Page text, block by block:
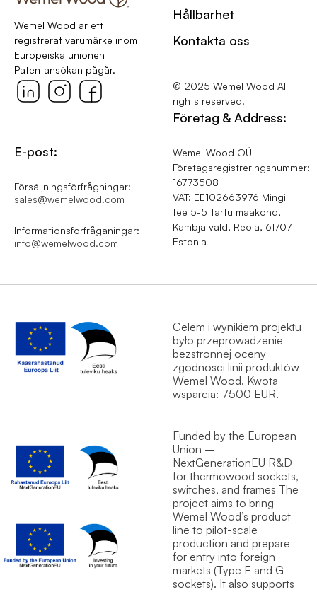
Wemel Wood är ett
registrerat varumärke inom
Europeiska unionen
Patentansökan pågår.
Hållbarhet
Kontakta oss
© 2025 Wemel Wood All
rights reserved.
E-post:
Försäljningsförfrågningar:
sales@wemelwood.com
Informationsförfråganingar:
info@wemelwood.com
Företag & Address:
Wemel Wood OÜ
Företagsregistreringsnummer:
16773508
VAT: EE102663976 Mingi
tee 5-5 Tartu maakond,
Kambja vald, Reola, 61707
Estonia
Celem i wynikiem projektu
było przeprowadzenie
bezstronnej oceny
zgodności linii produktów
Wemel Wood. Kwota
wsparcia: 7500 EUR.
Funded by the European
Union –
NextGenerationEU R&D
for thermowood sockets,
switches, and frames The
project aims to bring
Wemel Wood’s product
line to pilot-scale
production and prepare
for entry into foreign
markets (Type E and G
sockets). It also supports